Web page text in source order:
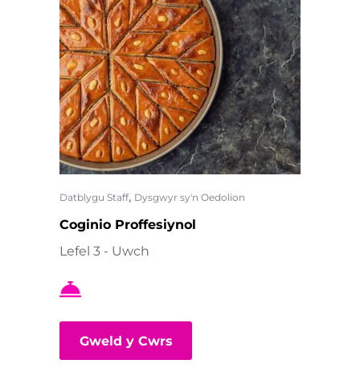
Datblygu Staff, Dysgwyr sy'n Oedolion
Coginio Proffesiynol
Lefel 3 - Uwch
Gweld y Cwrs